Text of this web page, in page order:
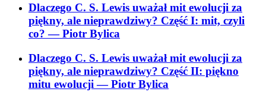
Dlaczego C. S. Lewis uważał mit ewolucji za
piękny, ale nieprawdziwy? Część I: mit, czyli
co?— Piotr Bylica
Dlaczego C. S. Lewis uważał mit ewolucji za
piękny, ale nieprawdziwy? Część II: piękno
mitu ewolucji— Piotr Bylica